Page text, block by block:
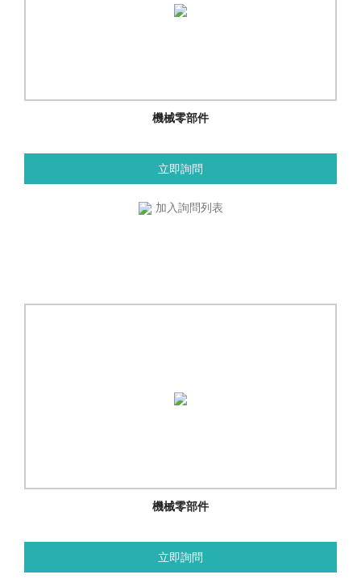
機械零部件
立即詢問
加入詢問列表
機械零部件
立即詢問